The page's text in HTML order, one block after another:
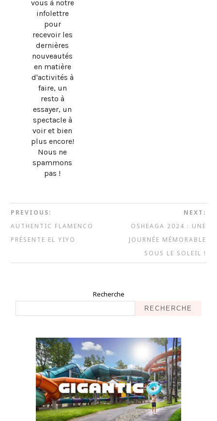
vous à notre
infolettre
pour
recevoir les
dernières
nouveautés
en matière
d'activités à
faire, un
resto à
essayer, un
spectacle à
voir et bien
plus encore!
Nous ne
spammons
pas !
PREVIOUS:
AUTHENTIC FLAMENCO
PRÉSENTE EL YIYO
NEXT:
OSHEAGA 2024 : UNE
JOURNÉE MÉMORABLE
SOUS LE SOLEIL !
Recherche
RECHERCHE